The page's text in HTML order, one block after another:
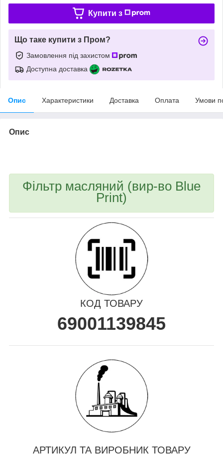
Купити з
Що таке купити з Пром?
Замовлення під захистом
Доступна доставка
Опис Характеристики Доставка Оплата Умови
Опис
Фільтр масляний (вир-во Blue
Print)
КОД ТОВАРУ
69001139845
АРТИКУЛ ТА ВИРОБНИК ТОВАРУ